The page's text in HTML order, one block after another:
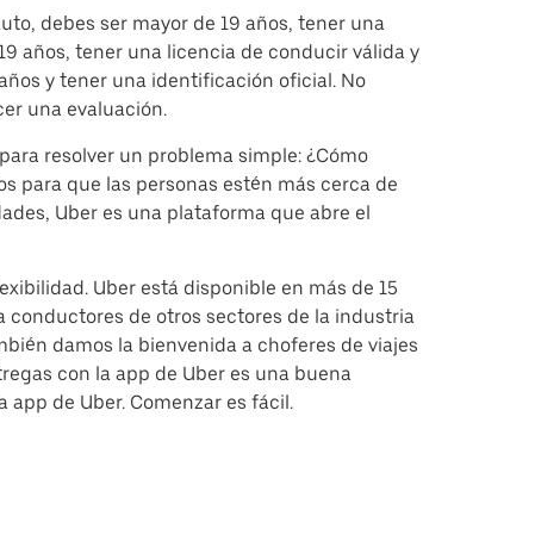
debes ser mayor de 19 años, tener una
años, tener una licencia de conducir válida y
y tener una identificación oficial. No
una evaluación.
resolver un problema simple: ¿Cómo
para que las personas estén más cerca de
Uber es una plataforma que abre el
Uber está disponible en más de 15
conductores de otros sectores de la industria
damos la bienvenida a choferes de viajes
con la app de Uber es una buena
de Uber. Comenzar es fácil.